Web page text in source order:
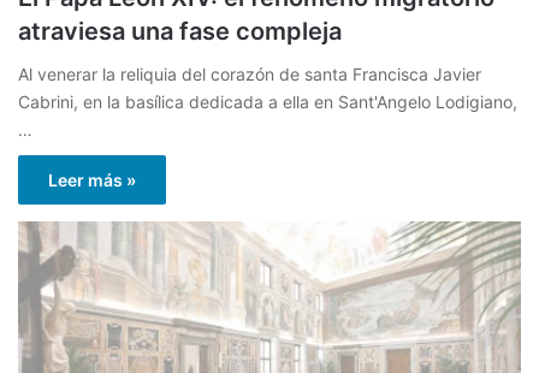
atraviesa una fase compleja
Al venerar la reliquia del corazón de santa Francisca Javier
Cabrini, en la basílica dedicada a ella en Sant'Angelo Lodigiano,
…
Leer más »